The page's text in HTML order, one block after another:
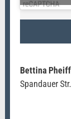
Bettina
Spandauer